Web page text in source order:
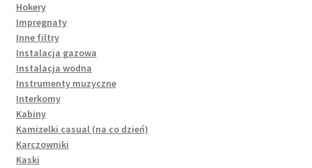
Hokery
Impregnaty
Inne filtry
Instalacja gazowa
Instalacja wodna
Instrumenty muzyczne
Interkomy
Kabiny
Kamizelki casual (na co dzień)
Karczowniki
Kaski